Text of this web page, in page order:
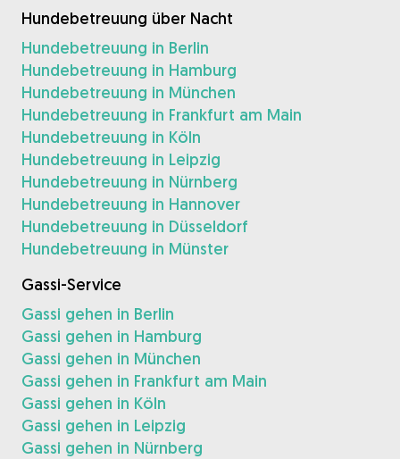
Hundebetreuung über Nacht
Hundebetreuung in Berlin
Hundebetreuung in Hamburg
Hundebetreuung in München
Hundebetreuung in Frankfurt am Main
Hundebetreuung in Köln
Hundebetreuung in Leipzig
Hundebetreuung in Nürnberg
Hundebetreuung in Hannover
Hundebetreuung in Düsseldorf
Hundebetreuung in Münster
Gassi-Service
Gassi gehen in Berlin
Gassi gehen in Hamburg
Gassi gehen in München
Gassi gehen in Frankfurt am Main
Gassi gehen in Köln
Gassi gehen in Leipzig
Gassi gehen in Nürnberg